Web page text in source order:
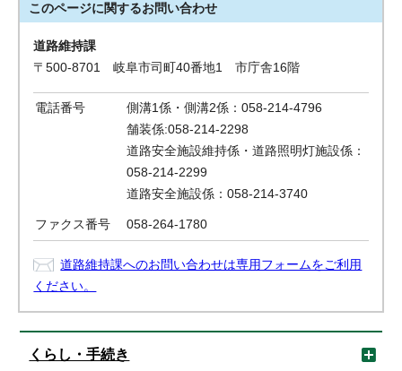
このページに関するお問い合わせ
道路維持課
〒500-8701 岐阜市司町40番地1 市庁舎16階
電話番号
側溝1係・側溝2係：058-214-4796
舗装係:058-214-2298
道路安全施設維持係・道路照明灯施設係：
058-214-2299
道路安全施設係：058-214-3740
ファクス番号 058-264-1780
道路維持課へのお問い合わせは専用フォームをご利用
ください。
くらし・手続き